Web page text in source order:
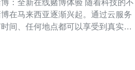
在线赌博体验 随着科技的不
在马来西亚逐渐兴起。通过云服务
间、任何地点都可以享受到真实的
的赌博游戏，包括老虎机、扑克、